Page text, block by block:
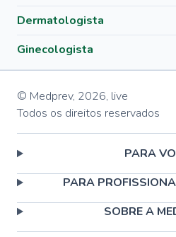
Dermatologista
Ginecologista
© Medprev, 2026, live
Todos os direitos reservados
PARA
PARA
SOBRE A